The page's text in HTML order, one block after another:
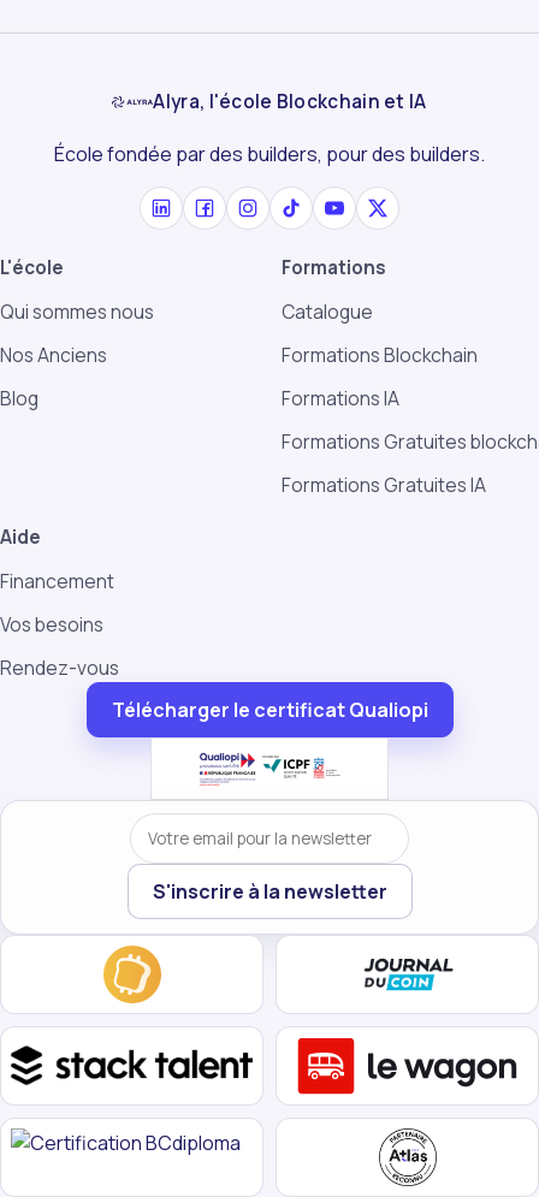
Alyra, l'école Blockchain et IA
École fondée par des builders, pour des builders.
L'école
Qui sommes nous
Nos Anciens
Blog
Formations
Catalogue
Formations Blockchain
Formations IA
Formations Gratuites
Formations Gratuites IA
Aide
Financement
Vos besoins
Rendez-vous
Télécharger le certificat Qualiopi
Votre email
S'inscrire à la newsletter